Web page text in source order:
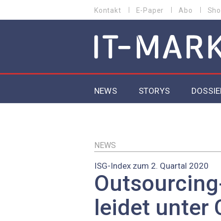
zum
MENU
Kontakt E-Paper Abo
MAIN NAVIGATION
NEWS STORYS
EU-
NEWS
ISG-Index zum 2. Quartal 2020
leidet unter